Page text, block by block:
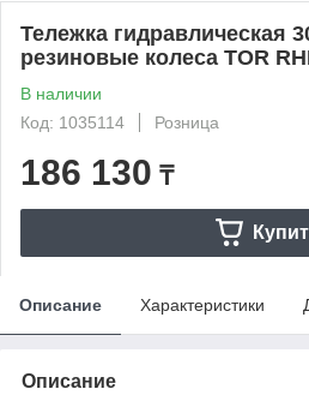
Тележка гидравлическая
резиновые колеса TOR
В наличии
Код: 1035114
Розница
186 130 ₸
Описание Характеристики
Описание